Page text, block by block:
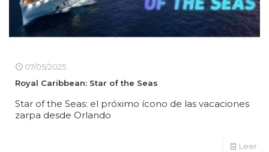
07/05/2025
Royal Caribbean: Star of the Seas
Star of the Seas: el próximo ícono de las vacaciones
zarpa desde Orlando
Leer